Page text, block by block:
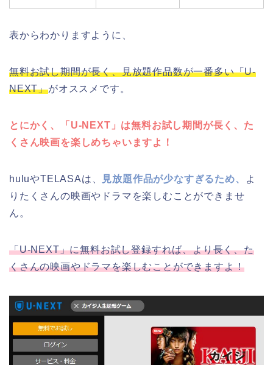
表からわかりますように、
無料お試し期間が長く、見放題作品数が一番多い「U-
NEXT」がオススメです。
とにかく、「U-NEXT」は無料お試し期間が長く、た
くさん映画を楽しめちゃいますよ！
huluやTELASAは、 見放題作品が少なすぎるため、
よ
りたくさんの映画やドラマを楽しむことができませ
ん。
「U-NEXT」に無料お試し登録すれば、より長く、た
くさんの映画やドラマを楽しむことができますよ！